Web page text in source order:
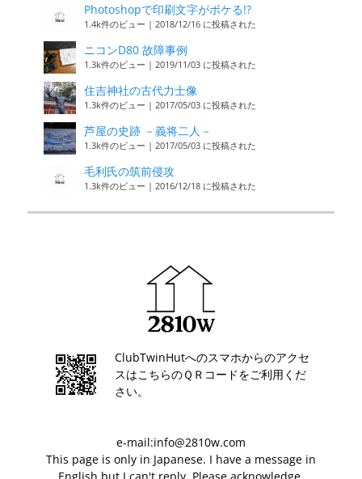
Photoshopで印刷文字がボケる!?
1.4k件のビュー | 2018/12/16 に投稿された
ニコンD80 故障事例
1.3k件のビュー | 2019/11/03 に投稿された
住吉神社の古代力士像
1.3k件のビュー | 2017/05/03 に投稿された
芦屋の史跡 －義将二人－
1.3k件のビュー | 2017/05/03 に投稿された
毛利氏の筑前侵攻
1.3k件のビュー | 2016/12/18 に投稿された
ClubTwinHutへのスマホからのアクセ
スはこちらのＱＲコードをご利用くだ
さい。
e-mail:info@2810w.com
This page is only in Japanese. I have a message in